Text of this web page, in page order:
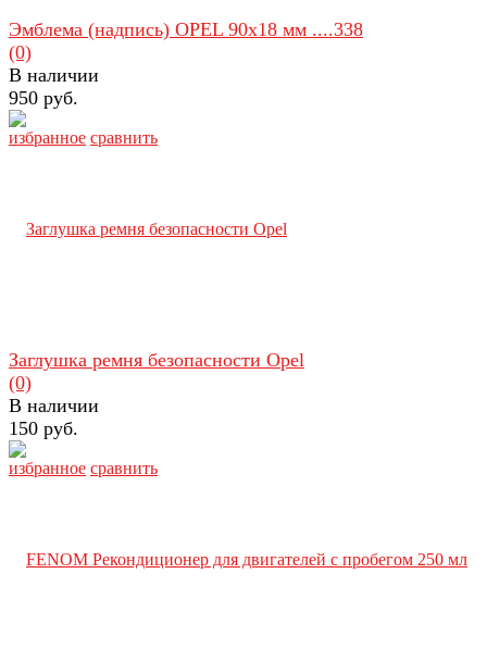
избранное сравнить
Эмблема (надпись) OPEL 90х18 мм ....338
(0)
В наличии
950 руб.
избранное сравнить
Заглушка ремня безопасности Opel
(0)
В наличии
150 руб.